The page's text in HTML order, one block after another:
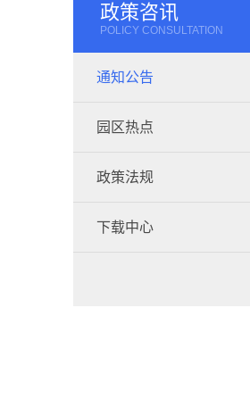
政策咨讯
POLICY CONSULTATION
通知公告
园区热点
政策法规
下载中心